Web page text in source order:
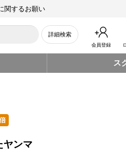
関するお願い
詳細検索
会員登録
ス
ヤンマ